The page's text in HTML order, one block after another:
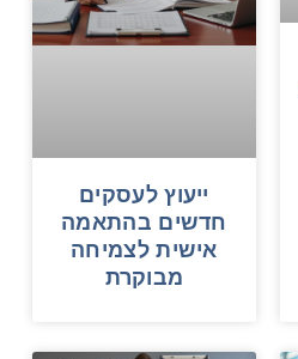
ייעוץ לעסקים
חדשים בהתאמה
אישית לצמיחה
מבוקרת